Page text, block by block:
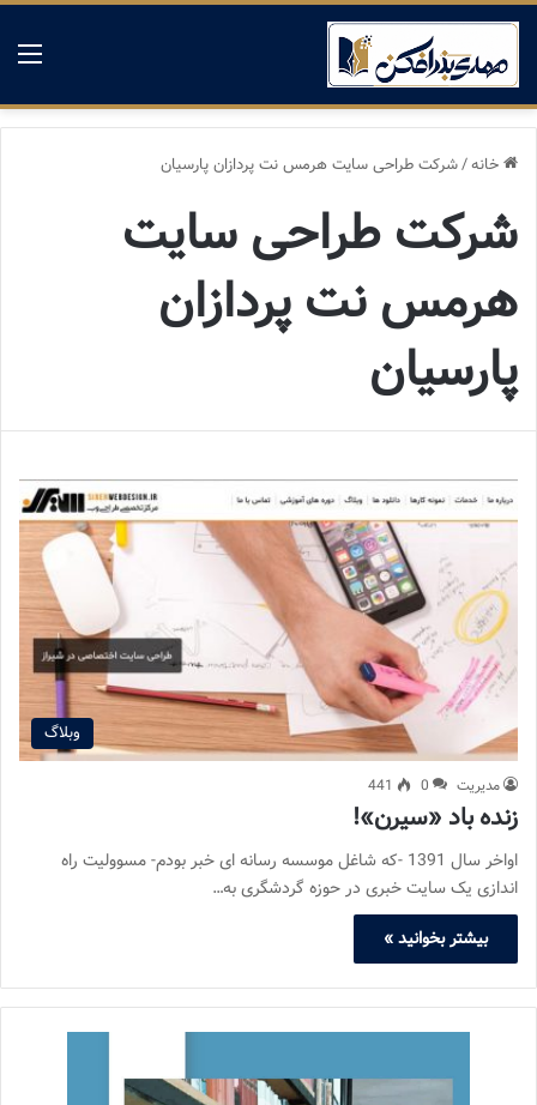
خانه/شركت طراحی سایت هرمس نت پردازان پارسیان
شركت طراحی سایت
هرمس نت پردازان
پارسیان
وبلاگ
مدیریت 0
441
زنده باد «سیرن»!
اواخر سال 1391 -که شاغل موسسه رسانه ای خبر بودم- مسوولیت راه
اندازی یک سایت خبری در حوزه گردشگری به…
بیشتر بخوانید »